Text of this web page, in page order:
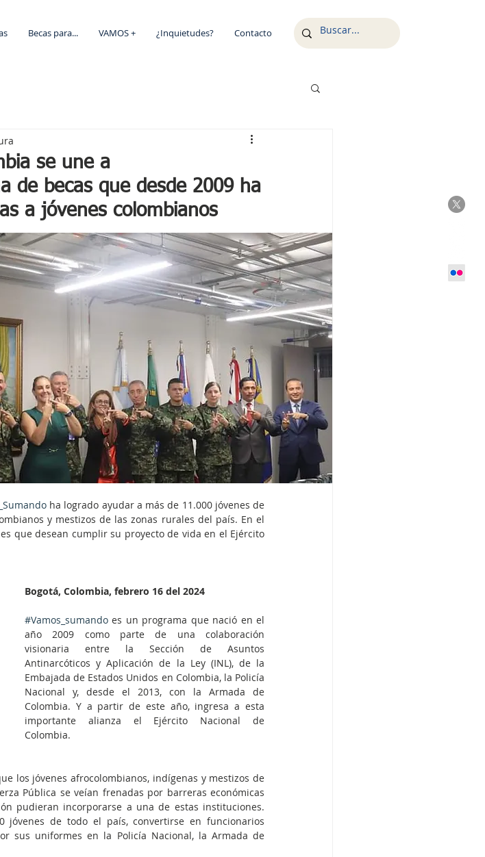
Becas para... VAMOS + ¿Inquietudes? Contacto
se une a
de becas que desde 2009 ha
a jóvenes colombianos
ha logrado ayudar a más de 11.000 jóvenes de
y mestizos de las zonas rurales del país. En el
que desean cumplir su proyecto de vida en el Ejército
Bogotá, Colombia, febrero 16 del 2024
#Vamos_sumando es un programa que nació en el
año 2009 como parte de una colaboración
visionaria entre la Sección de Asuntos
Antinarcóticos y Aplicación de la Ley (INL), de la
Embajada de Estados Unidos en Colombia, la Policía
Nacional y, desde el 2013, con la Armada de
Colombia. Y a partir de este año, ingresa a esta
importante alianza el Ejército Nacional de
Colombia.
los jóvenes afrocolombianos, indígenas y mestizos de
Pública se veían frenadas por barreras económicas
pudieran incorporarse a una de estas instituciones.
jóvenes de todo el país, convertirse en funcionarios
sus uniformes en la Policía Nacional, la Armada de